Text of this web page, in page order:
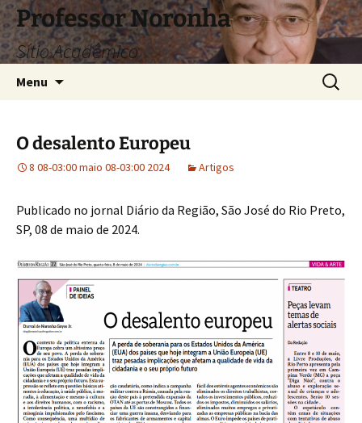
Pular
para
o
conteúdo
Professor Noronha
Sítio Acadêmico
Menu
por:
O desalento Europeu
8 08-03:00 maio 08-03:00 2024 Artigos
Publicado no jornal Diário da Região, São José do Rio Preto,
SP, 08 de maio de 2024.